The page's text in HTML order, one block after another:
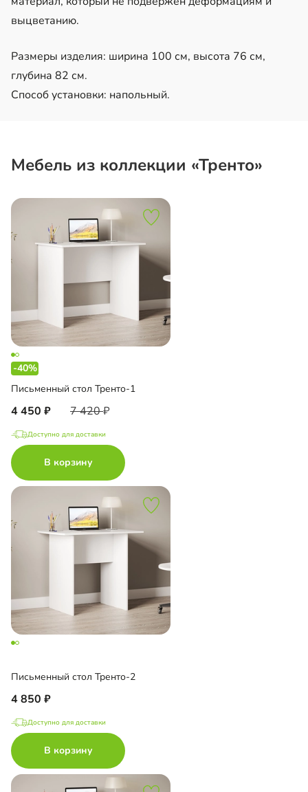
выцветанию.
Размеры изделия: ширина 100 см, высота 76 см,
глубина 82 см.
Способ установки: напольный.
Мебель из коллекции «Тренто»
-40%
Письменный стол Тренто-1
4 450 7 420
Доступно для доставки
В корзину
Письменный стол Тренто-2
4 850
Доступно для доставки
В корзину